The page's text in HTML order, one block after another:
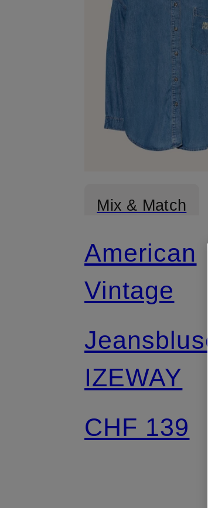
Mix & Match
American
Vintage
Jeansbluse
IZEWAY
CHF 139